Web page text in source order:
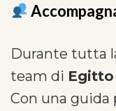
Durante tutta
team di
Con una guida